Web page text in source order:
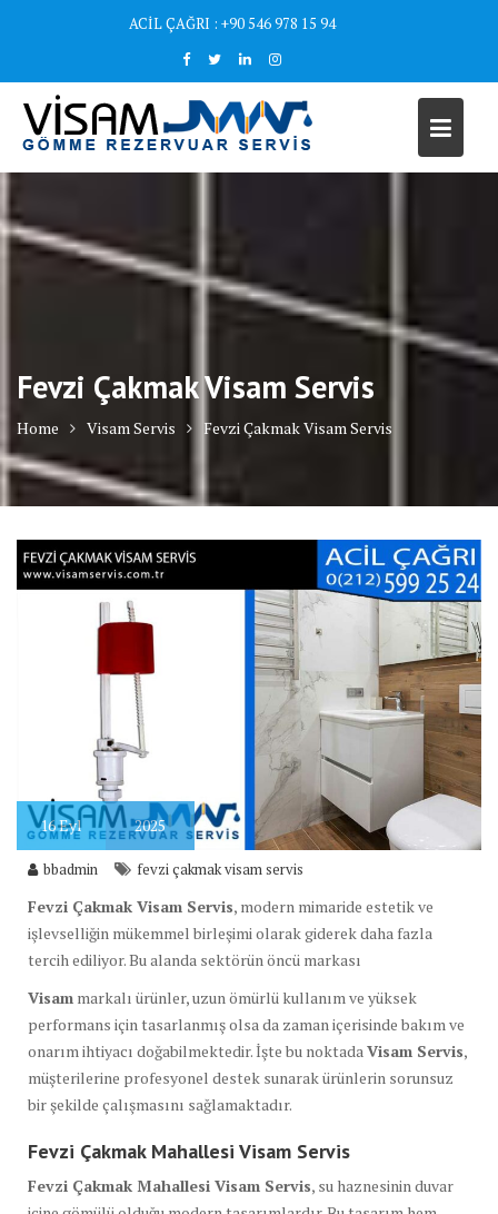
ACİL ÇAĞRI : +90 546 978 15 94
Fevzi Çakmak Visam Servis
Home Visam Servis Fevzi Çakmak Visam Servis
16Eyl 2025
bbadmin fevzi çakmak visam servis
Fevzi Çakmak Visam Servis, modern mimaride estetik ve
işlevselliğin mükemmel birleşimi olarak giderek daha fazla
tercih ediliyor. Bu alanda sektörün öncü markası
Visam markalı ürünler, uzun ömürlü kullanım ve yüksek
performans için tasarlanmış olsa da zaman içerisinde bakım ve
onarım ihtiyacı doğabilmektedir. İşte bu noktada Visam Servis,
müşterilerine profesyonel destek sunarak ürünlerin sorunsuz
bir şekilde çalışmasını sağlamaktadır.
Fevzi Çakmak Mahallesi Visam Servis
Fevzi Çakmak Mahallesi Visam Servis, su haznesinin duvar